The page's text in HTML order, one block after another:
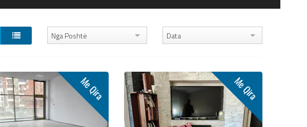
Nga Poshtë Data
Me Qira Me Qira